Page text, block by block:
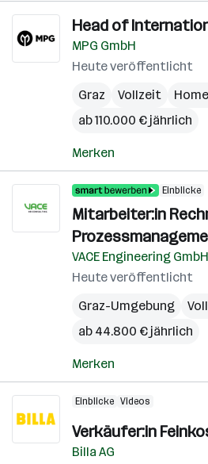
Head of
MPG GmbH
Heute veröffentlicht
Graz
Vollzeit
ab 110.000 € jährlich
Merken
Einblicke
Mitarbeiter:in
VACE Engineering GmbH
Heute veröffentlicht
Graz-Umgebung
ab 44.800 € jährlich
Merken
Einblicke Videos
Verkäufer:in
Billa AG